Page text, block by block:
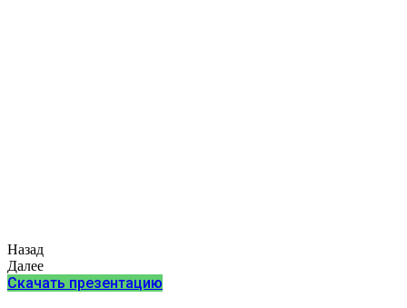
Назад
Далее
Скачать презентацию